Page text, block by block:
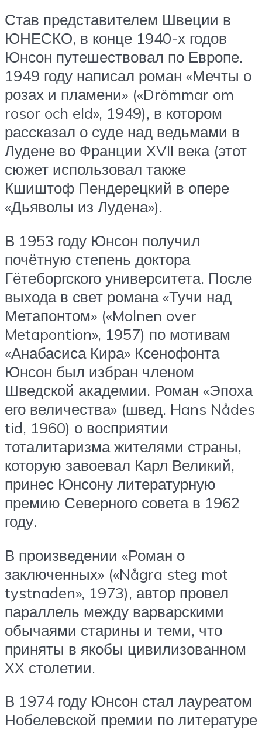
Став представителем Швеции в
ЮНЕСКО, в конце 1940-х годов
Юнсон путешествовал по Европе.
1949 году написал роман «Мечты о
розах и пламени» («Drömmar om
rosor och eld», 1949), в котором
рассказал о суде над ведьмами в
Лудене во Франции XVII века (этот
сюжет использовал также
Кшиштоф Пендерецкий в опере
«Дьяволы из Лудена»).
В 1953 году Юнсон получил
почётную степень доктора
Гётеборгского университета. После
выхода в свет романа «Тучи над
Метапонтом» («Molnen over
Metapontion», 1957) по мотивам
«Анабасиса Кира» Ксенофонта
Юнсон был избран членом
Шведской академии. Роман «Эпоха
его величества» (швед. Hans Nådes
tid, 1960) о восприятии
тоталитаризма жителями страны,
которую завоевал Карл Великий,
принес Юнсону литературную
премию Северного совета в 1962
году.
В произведении «Роман о
заключенных» («Några steg mot
tystnaden», 1973), автор провел
параллель между варварскими
обычаями старины и теми, что
приняты в якобы цивилизованном
XX столетии.
В 1974 году Юнсон стал лауреатом
Нобелевской премии по литературе